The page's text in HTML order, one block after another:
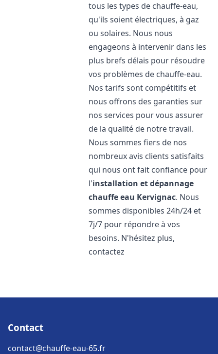
tous les types de chauffe-eau,
qu'ils soient électriques, à gaz
ou solaires. Nous nous
engageons à intervenir dans les
plus brefs délais pour résoudre
vos problèmes de chauffe-eau.
Nos tarifs sont compétitifs et
nous offrons des garanties sur
nos services pour vous assurer
de la qualité de notre travail.
Nous sommes fiers de nos
nombreux avis clients satisfaits
qui nous ont fait confiance pour
l'installation et dépannage
chauffe eau Kervignac. Nous
sommes disponibles 24h/24 et
7j/7 pour répondre à vos
besoins. N'hésitez plus,
contactez
Contact
contact@chauffe-eau-65.fr